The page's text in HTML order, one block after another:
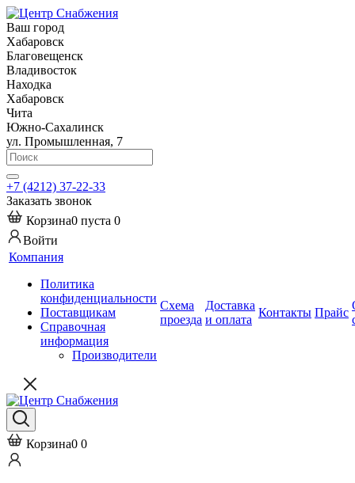
Ваш город
Хабаровск
Благовещенск
Владивосток
Находка
Хабаровск
Чита
Южно-Сахалинск
ул. Промышленная, 7
+7 (4212) 37-22-33
Заказать звонок
Корзина0 пуста 0
Войти
Компания
Политика
конфиденциальности
Поставщикам
Справочная
информация
Производители
Схема
проезда
Доставка
и оплата
Контакты Прайс
Корзина0 0